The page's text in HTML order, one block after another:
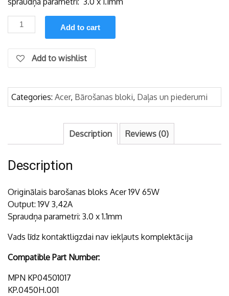
Acer
19V
65W
originālais
bloks
(šaurs
Add to cart
Add to wishlist
Categories: Acer, Bārošanas bloki, Daļas un piederumi
Description Reviews (0)
Description
Originālais barošanas bloks Acer 19V 65W
Output: 19V 3,42A
Spraudņa parametri: 3.0 x 1.1mm
Vads līdz kontaktligzdai nav iekļauts komplektācija
Compatible Part Number:
MPN KP04501017
KP.0450H.001